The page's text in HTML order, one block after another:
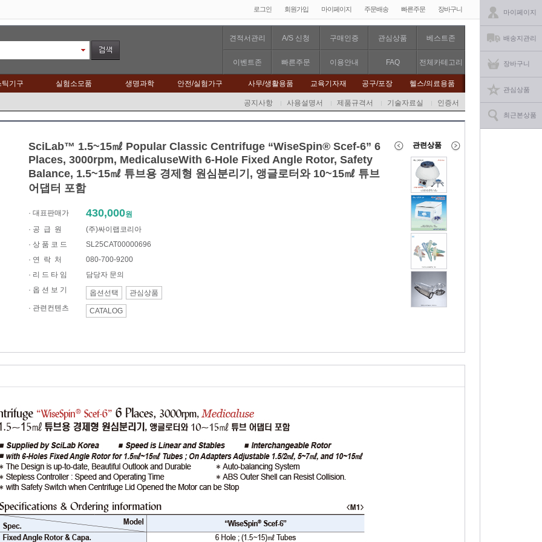
로그인 회원가입 마이페이지 주문배송 빠른주문 장바구니
견적서관리 A/S 신청 구매인증 관심상품 베스트존
이벤트존 빠른주문 이용안내 FAQ 전체카테고리
기구 실험소모품 생명과학 안전/실험가구 사무/생활용품 교육기자재 공구/포장 헬스/의료용품
공지사항 사용설명서 제품규격서 기술자료실 인증서
SciLab™ 1.5~15㎖ Popular Classic Centrifuge “WiseSpin® Scef-6” 6
Places, 3000rpm, MedicaluseWith 6-Hole Fixed Angle Rotor, Safety
Balance, 1.5~15㎖ 튜브용 경제형 원심분리기, 앵글로터와 10~15㎖ 튜브
어댑터 포함
· 대표판매가 430,000원
· 공 급 원
(주)싸이랩코리아
· 상 품 코 드
SL25CAT00000696
· 연 락 처
080-700-9200
· 리 드 타 임
담당자 문의
· 옵 션 보 기
옵션선택
관심상품
· 관련컨텐츠 CATALOG
관련상품
마이페이지
배송지관리
장바구니
관심상품
최근본상품